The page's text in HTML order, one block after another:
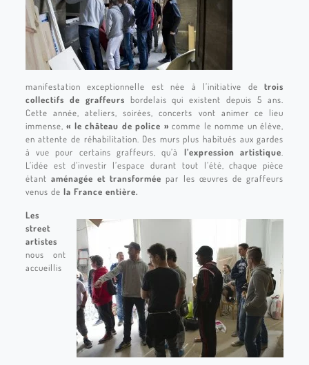
manifestation exceptionnelle est née à l’initiative detrois
collectifs de graffeurs bordelais qui existent depuis 5 ans.
Cette année, ateliers, soirées, concerts vont animer ce lieu
immense,« le château de police » comme le nomme un élève,
en attente de réhabilitation. Des murs plus habitués aux gardes
à vue pour certains graffeurs, qu’à l’expression artistique
L’idée est d’investir l’espace durant tout l’été, chaque pièce
étant aménagée et transformée par les œuvres de graffeurs
venus de la France entière.
Les
street
artistes
nous ont
accueillis